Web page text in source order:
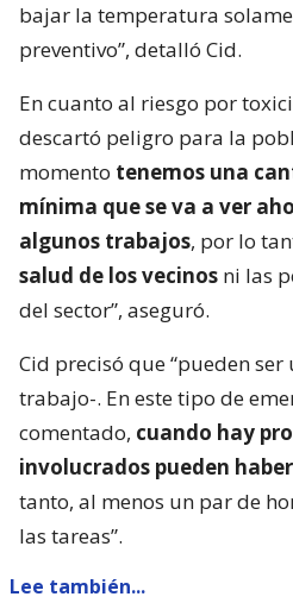
bajar la temperatura
preventivo”, detalló Cid.
En cuanto al riesgo por
descartó peligro para la
momento tenemos una
mínima que se va a ver
algunos trabajos, por lo
salud de los vecinos ni las
del sector”, aseguró.
Cid precisó que “pueden
trabajo-. En este tipo de
comentado, cuando hay
involucrados pueden
tanto, al menos un par de
las tareas”.
Lee también...